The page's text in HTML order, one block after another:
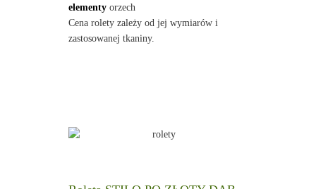
elementyorzech
Cena rolety zależy od jej wymiarów i
zastosowanej tkaniny.